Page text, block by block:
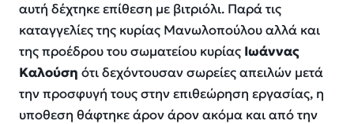
αυτή δέχτηκε επίθεση με βιτριόλι. Παρά τις
καταγγελίες της κυρίας Μανωλοπούλου αλλά και
της προέδρου του σωματείου κυρίας Ιωάννας
Καλούση ότι δεχόντουσαν σωρείες απειλών μετά
την προσφυγή τους στην επιθεώρηση εργασίας, η
υποθεση θάφτηκε άρον άρον ακόμα και από την